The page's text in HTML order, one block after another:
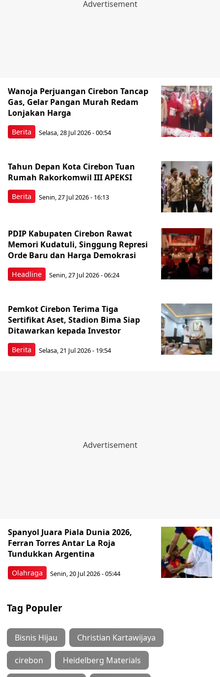
Berita
Wanoja Perjuangan Cirebon Tancap
Gas, Gelar Pangan Murah Redam
Lonjakan Harga
Selasa, 28 Jul 2026 - 00:54
Berita
Tahun Depan Kota Cirebon Tuan
Rumah Rakorkomwil III APEKSI
Senin, 27 Jul 2026 - 16:13
Headline
PDIP Kabupaten Cirebon Rawat
Memori Kudatuli, Singgung Represi
Orde Baru dan Harga Demokrasi
Senin, 27 Jul 2026 - 06:24
Berita
Pemkot Cirebon Terima Tiga
Sertifikat Aset, Stadion Bima Siap
Ditawarkan kepada Investor
Selasa, 21 Jul 2026 - 19:54
Olahraga
Spanyol Juara Piala Dunia 2026,
Ferran Torres Antar La Roja
Tundukkan Argentina
Senin, 20 Jul 2026 - 05:44
Tag Populer
Bisnis Hijau Christian Kartawijaya
cirebon Heidelberg Materials